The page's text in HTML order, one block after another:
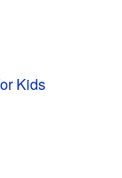
Kids